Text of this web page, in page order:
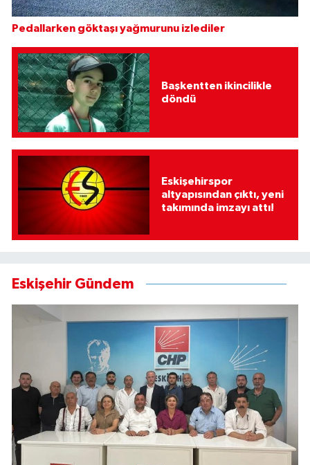
Pedallarken göktaşı yağmurunu izlediler
Başkentten ikincilikle
döndü
Eskişehirspor
altyapısından çıktı, yeni
takımında imzayı attı!
Eskişehir Gündem